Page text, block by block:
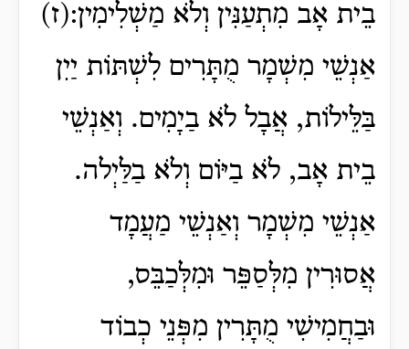
בֵית אָב מִתְעַנִּין וְלֹא מַשְׁלִימִין:(ז)
אַנְשֵׁי מִשְׁמָר מֻתָּרִים לִשְׁתּוֹת יַיִן
בַּלֵּילוֹת, אֲבָל לֹא בַיָמִים. וְאַנְשֵׁי
בֵית אָב, לֹא בַיּוֹם וְלֹא בַלַּיְלה.
אַנְשֵׁי מִשְׁמָר וְאַנְשֵׁי מַעֲמָד
אֲסוּרִין מִלְּסַפֵּר וּמִלְּכַבֵּס,
וּבַחֲמִישִׁי מֻתָּרִין מִפְּנֵי כְבוֹד